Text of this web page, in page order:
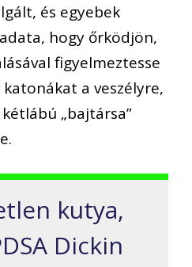
és egyebek
hogy őrködjön,
figyelmeztesse
a veszélyre,
„bajtársa”
kutya,
Dickin